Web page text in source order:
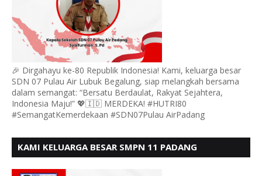
🎉 Dirgahayu ke-80 Republik Indonesia! Kami, keluarga besar
SDN 07 Pulau Air Lubuk Begalung, siap melangkah bersama
dalam semangat: “Bersatu Berdaulat, Rakyat Sejahtera,
Indonesia Maju!” 💖🇮🇩 MERDEKA! #HUTRI80
#SemangatKemerdekaan #SDN07Pulau AirPadang
KAMI KELUARGA BESAR SMPN 11 PADANG